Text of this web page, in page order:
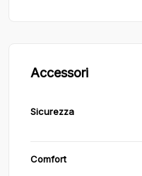
Accessori
Sicurezza
Comfort